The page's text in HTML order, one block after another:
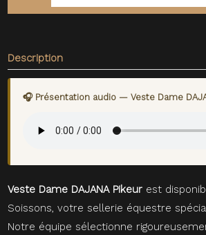
Description
🎧 Présentation audio — Veste Dame
Veste Dame DAJANA Pikeur est
Soissons, votre sellerie équestre
Notre équipe sélectionne